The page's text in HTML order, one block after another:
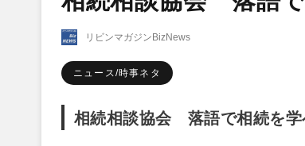
リビンマガジンBizNews
ニュース/時事ネタ
相続相談協会　落語で相続を